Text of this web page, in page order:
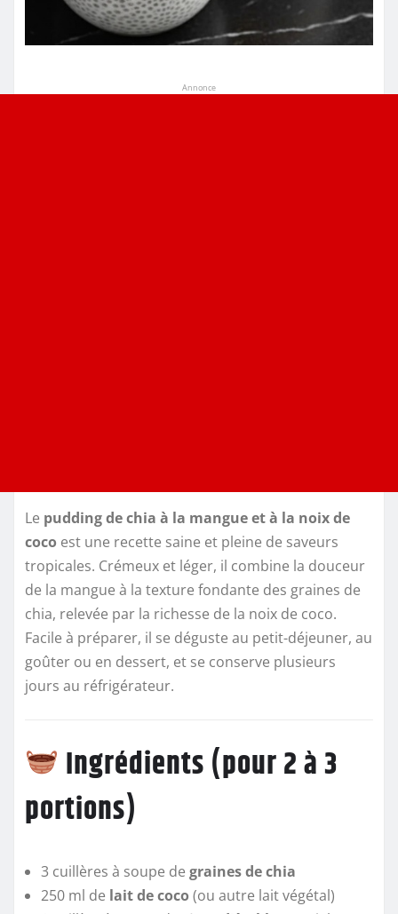
Annonce
Le pudding de chia à la mangue et à la noix de
coco est une recette saine et pleine de saveurs
tropicales. Crémeux et léger, il combine la douceur
de la mangue à la texture fondante des graines de
chia, relevée par la richesse de la noix de coco.
Facile à préparer, il se déguste au petit-déjeuner, au
goûter ou en dessert, et se conserve plusieurs
jours au réfrigérateur.
Ingrédients (pour 2 à 3
portions)
3 cuillères à soupe de graines de chia
250 ml de lait de coco (ou autre lait végétal)